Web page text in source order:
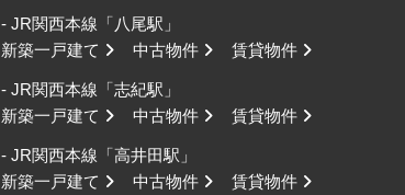
- JR関西本線「八尾駅」
新築一戸建て
中古物件 賃貸物件
- JR関西本線「志紀駅」
新築一戸建て
中古物件 賃貸物件
- JR関西本線「高井田駅」
新築一戸建て
中古物件 賃貸物件